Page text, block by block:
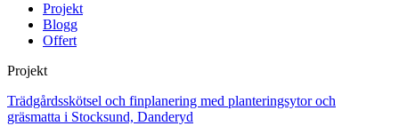
Projekt
Blogg
Offert
Projekt
Trädgårdsskötsel och finplanering med planteringsytor och
gräsmatta i Stocksund, Danderyd